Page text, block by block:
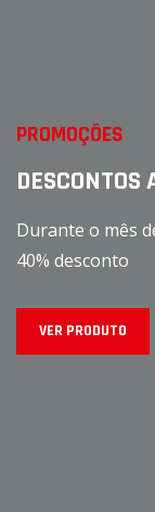
PROMOÇÕES
Durante o mês
40% desconto
VER PRODUTO